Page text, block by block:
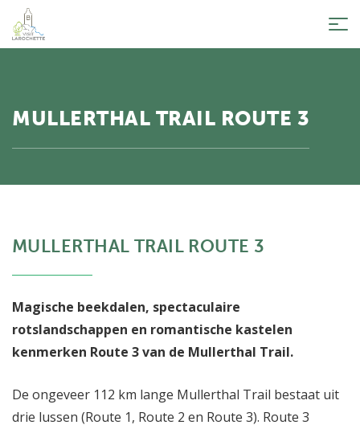
MULLERTHAL TRAIL ROUTE 3
MULLERTHAL TRAIL ROUTE 3
Magische beekdalen, spectaculaire
rotslandschappen en romantische kastelen
kenmerken Route 3 van de Mullerthal Trail.
De ongeveer 112 km lange Mullerthal Trail bestaat uit
drie lussen (Route 1, Route 2 en Route 3). Route 3